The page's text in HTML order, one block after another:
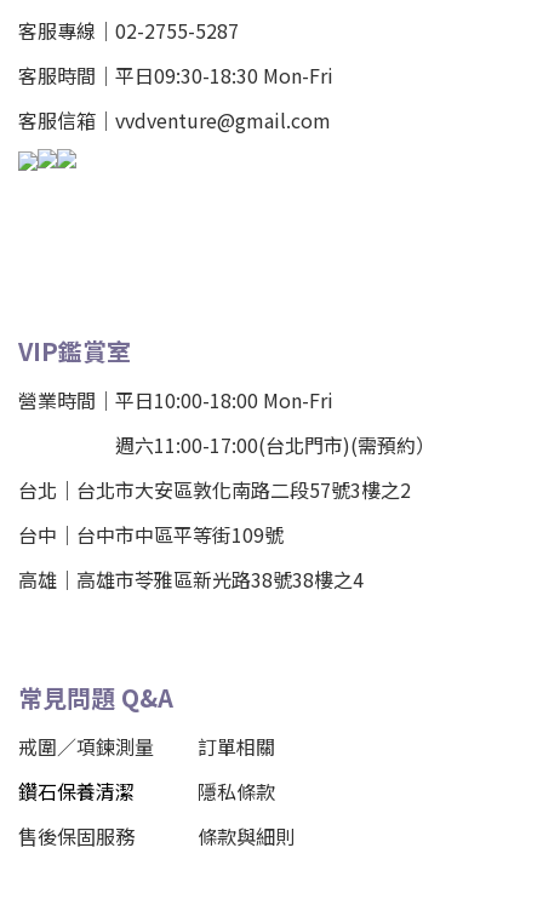
客服專線｜02-2755-5287
客服時間｜平日09:30-18:30 Mon-Fri
客服信箱｜vvdventure@gmail.com
VIP鑑賞室
營業時間｜平日10:00-18:00 Mon-Fri
週六11:00-17:00(台北門市)(需預約）
台北 ｜ 台北市大安區敦化南路二段57號3樓之2
台中｜ 台中市中區平等街109號
高雄｜ 高雄市苓雅區新光路38號38樓之4
常見問題 Q&A
戒圍／項鍊測量
訂單相關
鑽石保養清潔
隱私條款
售後保固服務
條款與細則